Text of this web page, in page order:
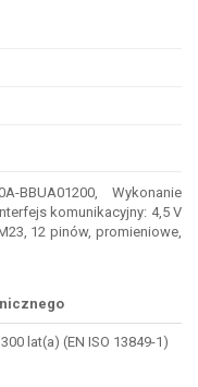
BBUA01200, Wykonanie
komunikacyjny: 4,5 V
12 pinów, promieniowe,
300 lat(a) (EN ISO 13849-1)